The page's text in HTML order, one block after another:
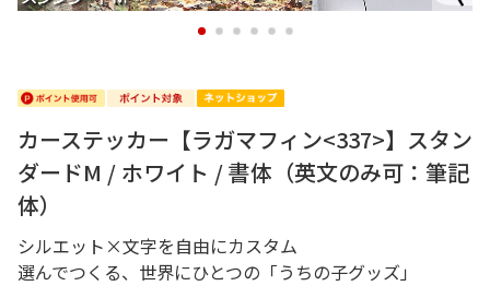
1 2 3 4 5 6
カーステッカー【ラガマフィン<337>】スタン
ダードM / ホワイト / 書体（英文のみ可：筆記
体）
シルエット×文字を自由にカスタム
選んでつくる、世界にひとつの「うちの子グッズ」